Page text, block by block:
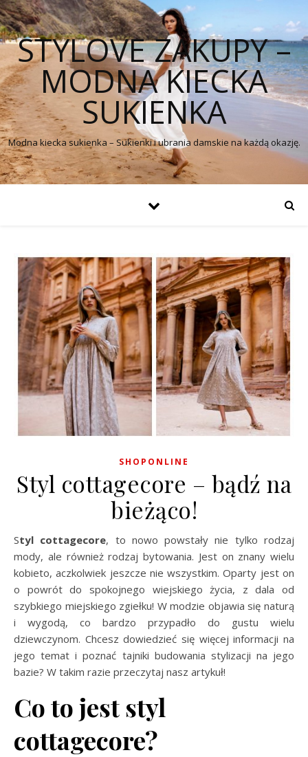
STYLOVE ZAKUPY –
MODNA KIECKA
SUKIENKA
Modna kiecka sukienka – Sukienki i ubrania damskie na każdą okazję.
SHOPONLINE
Styl cottagecore – bądź na
bieżąco!
Styl cottagecore, to nowo powstały nie tylko rodzaj
mody, ale również rodzaj bytowania. Jest on znany wielu
kobieto, aczkolwiek jeszcze nie wszystkim. Oparty jest on
o powrót do spokojnego wiejskiego życia, z dala od
szybkiego miejskiego zgiełku! W modzie objawia się naturą
i wygodą, co bardzo przypadło do gustu wielu
dziewczynom. Chcesz dowiedzieć się więcej informacji na
jego temat i poznać tajniki budowania stylizacji na jego
bazie? W takim razie przeczytaj nasz artykuł!
Co to jest styl
cottagecore?